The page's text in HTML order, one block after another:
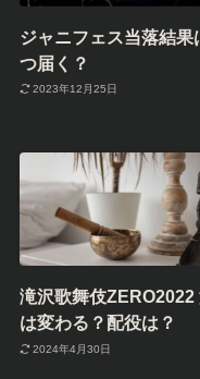
ジャニフェス当落結果
つ届く？
2023年12月25日
滝沢歌舞伎ZERO2022
は変わる？配役は？
2024年4月30日